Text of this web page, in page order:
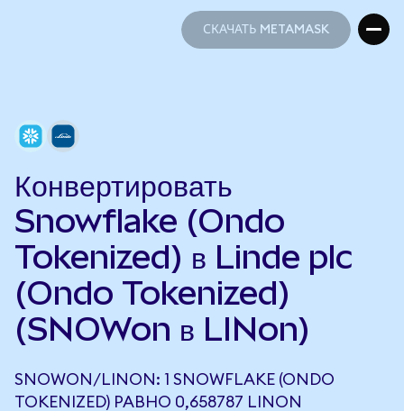
СКАЧАТЬ METAMASK
Конвертировать
Snowflake (Ondo
Tokenized) в Linde plc
(Ondo Tokenized)
(SNOWon в LINon)
SNOWON/LINON: 1 SNOWFLAKE (ONDO
TOKENIZED) РАВНО 0,658787 LINON